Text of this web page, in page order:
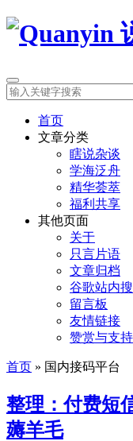
首页
文章分类
瞎说杂谈
学海泛舟
精华荟萃
福利共享
其他页面
关于
只言片语
文章归档
谷歌站内
留言板
友情链接
赞赏与支持
首页 » 国内接码平台
整理：付费短
薅羊毛